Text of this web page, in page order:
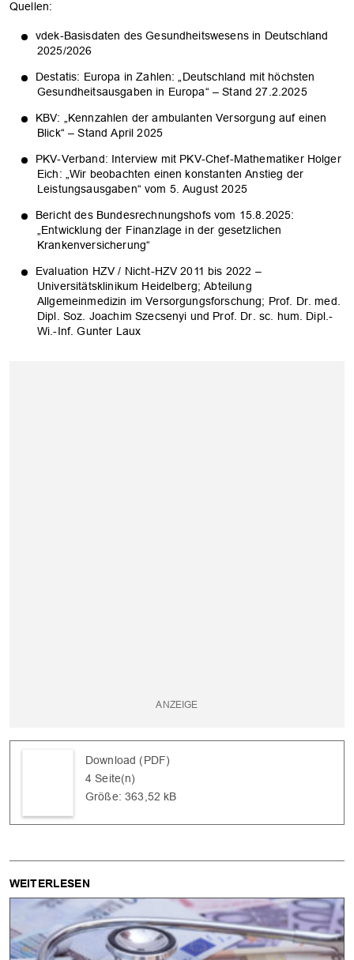
Quellen:
vdek-Basisdaten des Gesundheitswesens in Deutschland
2025/2026
Destatis: Europa in Zahlen: „Deutschland mit höchsten
Gesundheitsausgaben in Europa“ – Stand 27.2.2025
KBV: „Kennzahlen der ambulanten Versorgung auf einen
Blick“ – Stand April 2025
PKV-Verband: Interview mit PKV-Chef-Mathematiker Holger
Eich: „Wir beobachten einen konstanten Anstieg der
Leistungsausgaben“ vom 5. August 2025
Bericht des Bundesrechnungshofs vom 15.8.2025:
„Entwicklung der Finanzlage in der gesetzlichen
Krankenversicherung“
Evaluation HZV / Nicht-HZV 2011 bis 2022 –
Universitätsklinikum Heidelberg; Abteilung
Allgemeinmedizin im Versorgungsforschung; Prof. Dr. med.
Dipl. Soz. Joachim Szecsenyi und Prof. Dr. sc. hum. Dipl.-
Wi.-Inf. Gunter Laux
Download (PDF)
4 Seite(n)
Größe: 363,52 kB
WEITERLESEN